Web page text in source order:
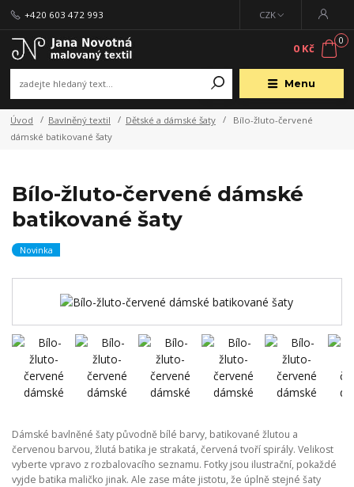
Menu
CZK
+420 603 472 993
0
0 Kč
Úvod Bavlněný textil Dětské a dámské šaty
Bílo-žluto-červené
dámské batikované šaty
Bílo-žluto-červené dámské
batikované šaty
Novinka
Dámské bavlněné šaty původně bílé barvy, batikované žlutou a
červenou barvou, žlutá batika je strakatá, červená tvoří spirály. Velikost
vyberte vpravo z rozbalovacího seznamu. Fotky jsou ilustrační, pokaždé
vyjde batika maličko jinak. Ale zase máte jistotu, že úplně stejné šaty